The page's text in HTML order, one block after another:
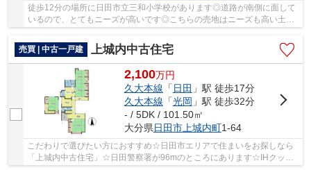
徒歩12分の場所に日田市立三和小学校があります◎道路が南側に面して
いるので、とてもニーズが高いです◎こちらの売地はニーズも高い土地
売買 | 中古一戸建
上城内中古住宅
2,100万円
久大本線 「 日田 」駅 徒歩17分
久大本線 「光岡 」駅 徒歩32分
- / 5DK / 101.50㎡
大分県日田市上城内町1-64
こだわりで選びたい方におすすめ☆日田市エリアで住まいをお探しなら
「上城内中古住宅」☆日田警察署が96mのところにあります☆IHクッキ